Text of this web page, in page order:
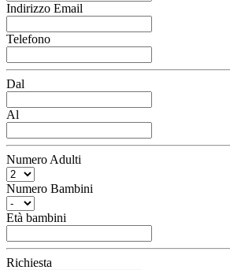
Indirizzo Email
Telefono
Dal
Al
Numero Adulti
Numero Bambini
Età bambini
Richiesta